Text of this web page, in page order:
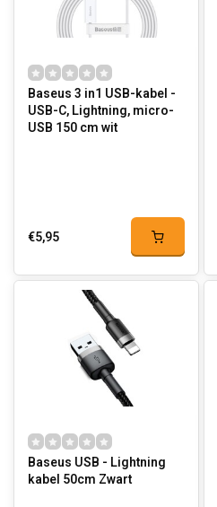
Baseus 3 in1 USB-kabel -
USB-C, Lightning, micro-
USB 150 cm wit
€5,95
Baseus USB - Lightning
kabel 50cm Zwart